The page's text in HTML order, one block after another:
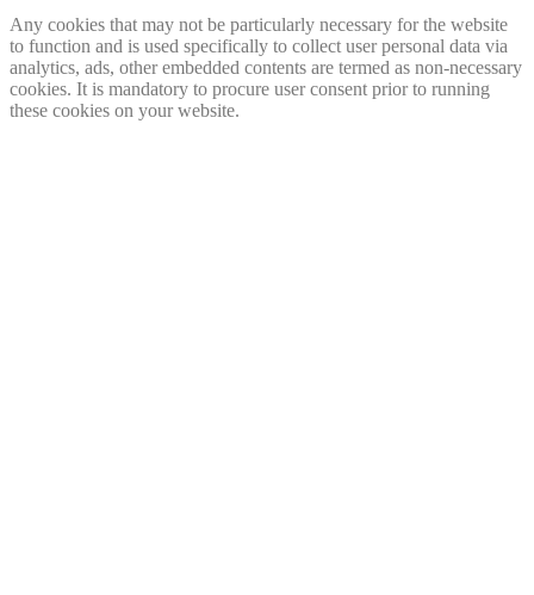
Any cookies that may not be particularly necessary for the website
to function and is used specifically to collect user personal data via
analytics, ads, other embedded contents are termed as non-necessary
cookies. It is mandatory to procure user consent prior to running
these cookies on your website.